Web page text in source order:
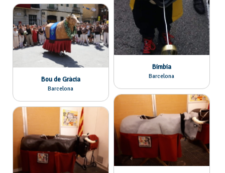
Bimbia
Barcelona
Bou de Gràcia
Barcelona